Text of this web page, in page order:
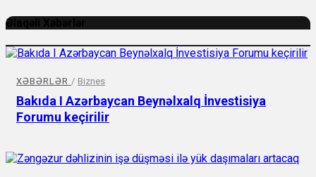
Əlaqəli Xəbərlər
XƏBƏRLƏR / Biznes
Bakıda I Azərbaycan Beynəlxalq İnvestisiya
Forumu keçirilir